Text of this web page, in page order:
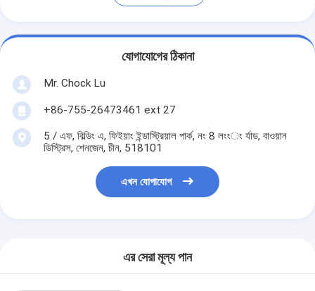
যোগাযোগের ঠিকানা
Mr. Chock Lu
+86-755-26473461 ext 27
5 / এফ, বিল্ডিং এ, ফিইয়াং ইন্ডাস্ট্রিয়াল পার্ক, নং 8 লংংং র্যাড, বাওয়ান
ডিস্ট্রিস, শেনজেন, চীন, 518101
এখন যোগাযোগ
এর সেরা মূল্য পান